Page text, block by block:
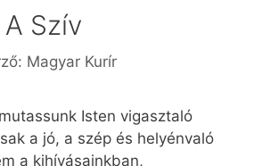
Szív
Magyar Kurír
Isten vigasztaló
a jó, a szép és helyénvaló
a kihívásainkban,